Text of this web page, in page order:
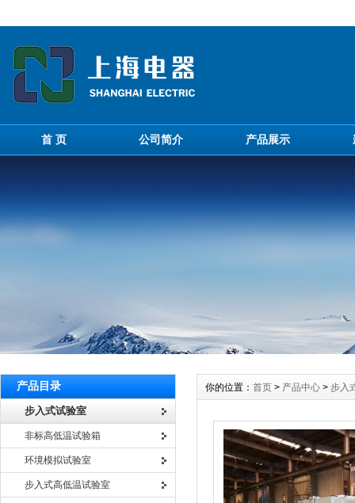
首 页 公司简介 产品展示
产品目录
步入式试验室
非标高低温试验箱
环境模拟试验室
步入式高低温试验室
你的位置： 首页 > 产品中心 > 步入